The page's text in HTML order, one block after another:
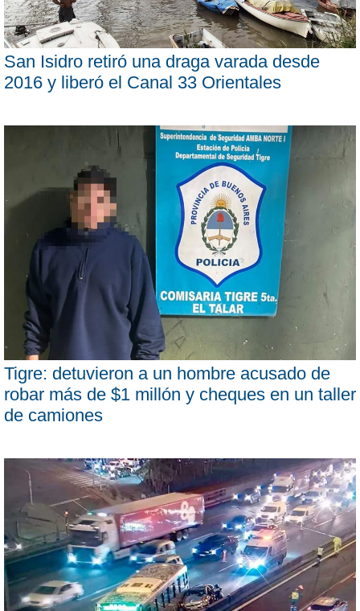
San Isidro retiró una draga varada desde
2016 y liberó el Canal 33 Orientales
Tigre: detuvieron a un hombre acusado de
robar más de $1 millón y cheques en un taller
de camiones